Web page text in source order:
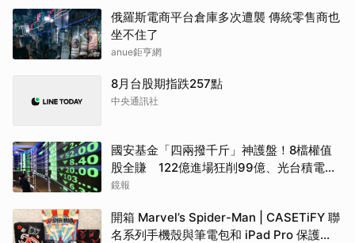
俄羅斯電商平台倉庫多次遭襲 傳統零售商也
坐不住了
anue鉅亨網
8月台股期指跌257點
中央通訊社
國安基金「四兩撥千斤」神護盤！8檔權值
股全賺 122億進場狂削99億、光台積電就
賺77億
鏡報
開箱 Marvel’s Spider-Man | CASETiFY 聯
名系列手機殼與筆電包和 iPad Pro 保護